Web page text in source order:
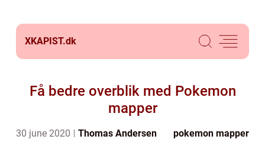
XKAPIST.dk
Få bedre overblik med Pokemon
mapper
30 june 2020 Thomas Andersen pokemon mapper